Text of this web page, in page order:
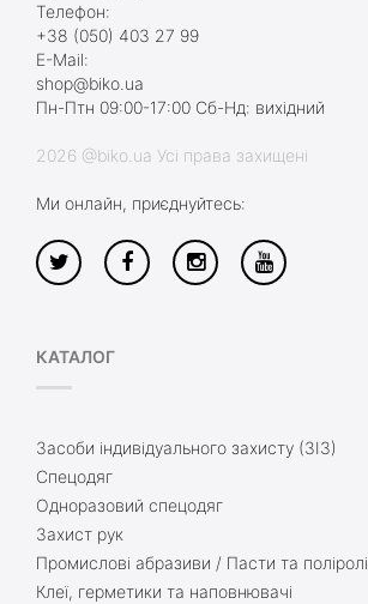
Телефон:
+38 (050) 403 27 99
E-Mail:
shop@biko.ua
Пн-Птн 09:00-17:00 Сб-Нд: вихідний
2026 @biko.ua Усі права захищені
Ми онлайн, приєднуйтесь:
КАТАЛОГ
Засоби індивідуального захисту (ЗІЗ)
Спецодяг
Одноразовий спецодяг
Захист рук
Промислові абразиви / Пасти та поліролі
Клеї, герметики та наповнювачі